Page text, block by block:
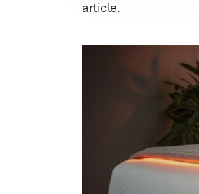
article.